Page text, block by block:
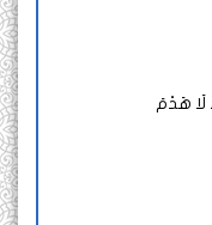
لَا هَدْمَ